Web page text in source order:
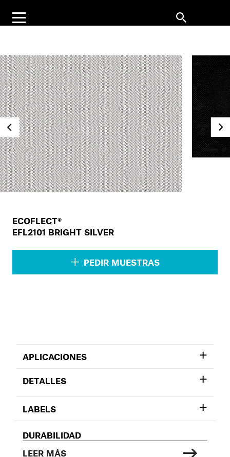
ECOFLECT®
EFL2101 BRIGHT SILVER
PEDIR MUESTRAS
APLICACIONES
DETALLES
LABELS
DURABILIDAD
LEER MÁS